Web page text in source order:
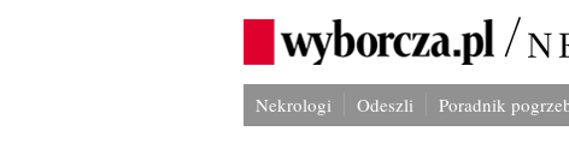
Nekrologi Odeszli Poradnik